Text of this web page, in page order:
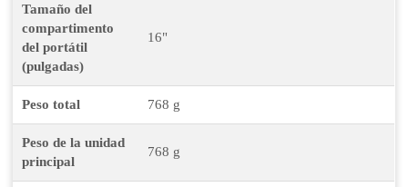
Tamaño del
compartimento
del portátil
(pulgadas)
16"
Peso total 768 g
Peso de la unidad
principal
768 g